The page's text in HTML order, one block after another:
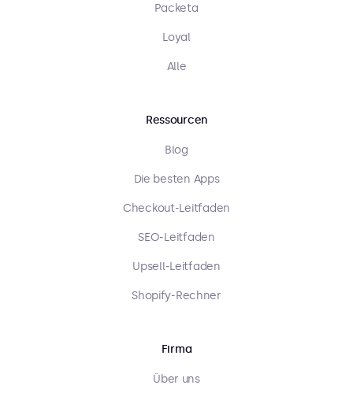
Packeta
Loyal
Alle
Ressourcen
Blog
Die besten Apps
Checkout-Leitfaden
SEO-Leitfaden
Upsell-Leitfaden
Shopify-Rechner
Firma
Über uns